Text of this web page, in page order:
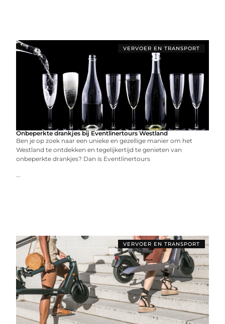
VERVOER EN TRANSPORT
Onbeperkte drankjes bij Eventlinertours Westland
Ben je op zoek naar een unieke en gezellige manier om het
Westland te ontdekken en tegelijkertijd te genieten van
onbeperkte drankjes? Dan is Eventlinertours
...
VERVOER EN TRANSPORT